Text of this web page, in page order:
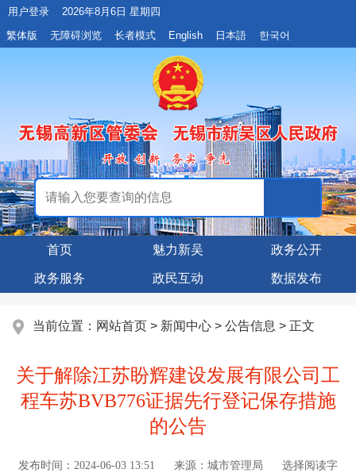
用户登录
2026年8月6日 星期四
繁体版
无障碍浏览 长者模式 English 日本語 한국어
首页 魅力新吴 政务公开
政务服务 政民互动 数据发布
当前位置： 网站首页 > 新闻中心 > 公告信息 > 正文
关于解除江苏盼辉建设发展有限公司工
程车苏BVB776证据先行登记保存措施
的公告
发布时间： 2024-06-03 13:51 来源： 城市管理局
选择阅读字